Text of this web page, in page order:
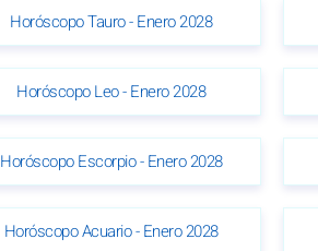
Horóscopo Tauro - Enero 2028
Horóscopo Leo - Enero 2028
Horóscopo Escorpio - Enero 2028
Horóscopo Acuario - Enero 2028